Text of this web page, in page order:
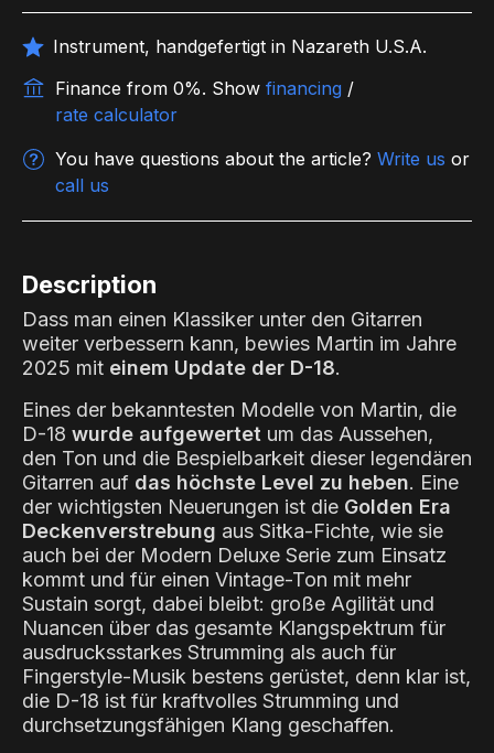
Instrument, handgefertigt in Nazareth U.S.A.
Finance from 0%. Show financing /
rate calculator
You have questions about the article? Write us or
call us
Description
Dass man einen Klassiker unter den Gitarren
weiter verbessern kann, bewies Martin im Jahre
2025 mit einem Update der D-18.
Eines der bekanntesten Modelle von Martin, die
D-18 wurde aufgewertet um das Aussehen,
den Ton und die Bespielbarkeit dieser legendären
Gitarren auf das höchste Level zu heben. Eine
der wichtigsten Neuerungen ist die Golden Era
Deckenverstrebung aus Sitka-Fichte, wie sie
auch bei der Modern Deluxe Serie zum Einsatz
kommt und für einen Vintage-Ton mit mehr
Sustain sorgt, dabei bleibt: große Agilität und
Nuancen über das gesamte Klangspektrum für
ausdrucksstarkes Strumming als auch für
Fingerstyle-Musik bestens gerüstet, denn klar ist,
die D-18 ist für kraftvolles Strumming und
durchsetzungsfähigen Klang geschaffen.